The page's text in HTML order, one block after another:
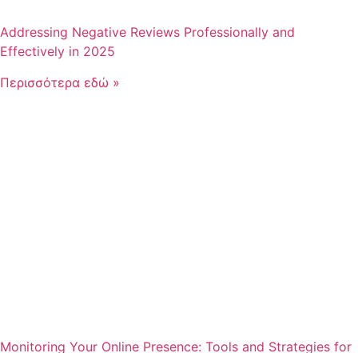
Addressing Negative Reviews Professionally and
Effectively in 2025
Περισσότερα εδώ »
Monitoring Your Online Presence: Tools and Strategies for